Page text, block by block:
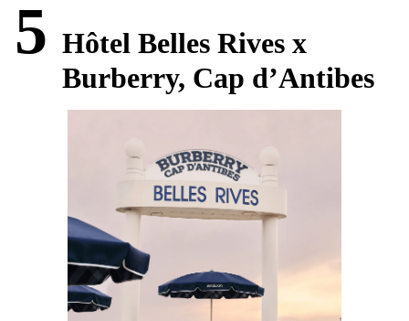
5 Hôtel Belles Rives x
Burberry, Cap d’Antibes